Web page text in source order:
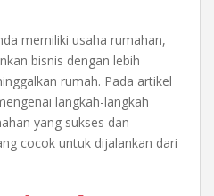
memiliki usaha rumahan,
bisnis dengan lebih
rumah. Pada artikel
langkah-langkah
yang sukses dan
cocok untuk dijalankan dari